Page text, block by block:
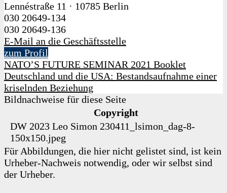
Lennéstraße 11 · 10785 Berlin
030 20649-134
030 20649-136
E-Mail an die Geschäftsstelle
zum Profil
NATO’S FUTURE SEMINAR 2021 Booklet
Deutschland und die USA: Bestandsaufnahme einer
kriselnden Beziehung
Bildnachweise für diese Seite
Copyright
DW 2023 Leo Simon 230411_lsimon_dag-8-
150x150.jpeg
Für Abbildungen, die hier nicht gelistet sind, ist kein
Urheber-Nachweis notwendig, oder wir selbst sind
der Urheber.